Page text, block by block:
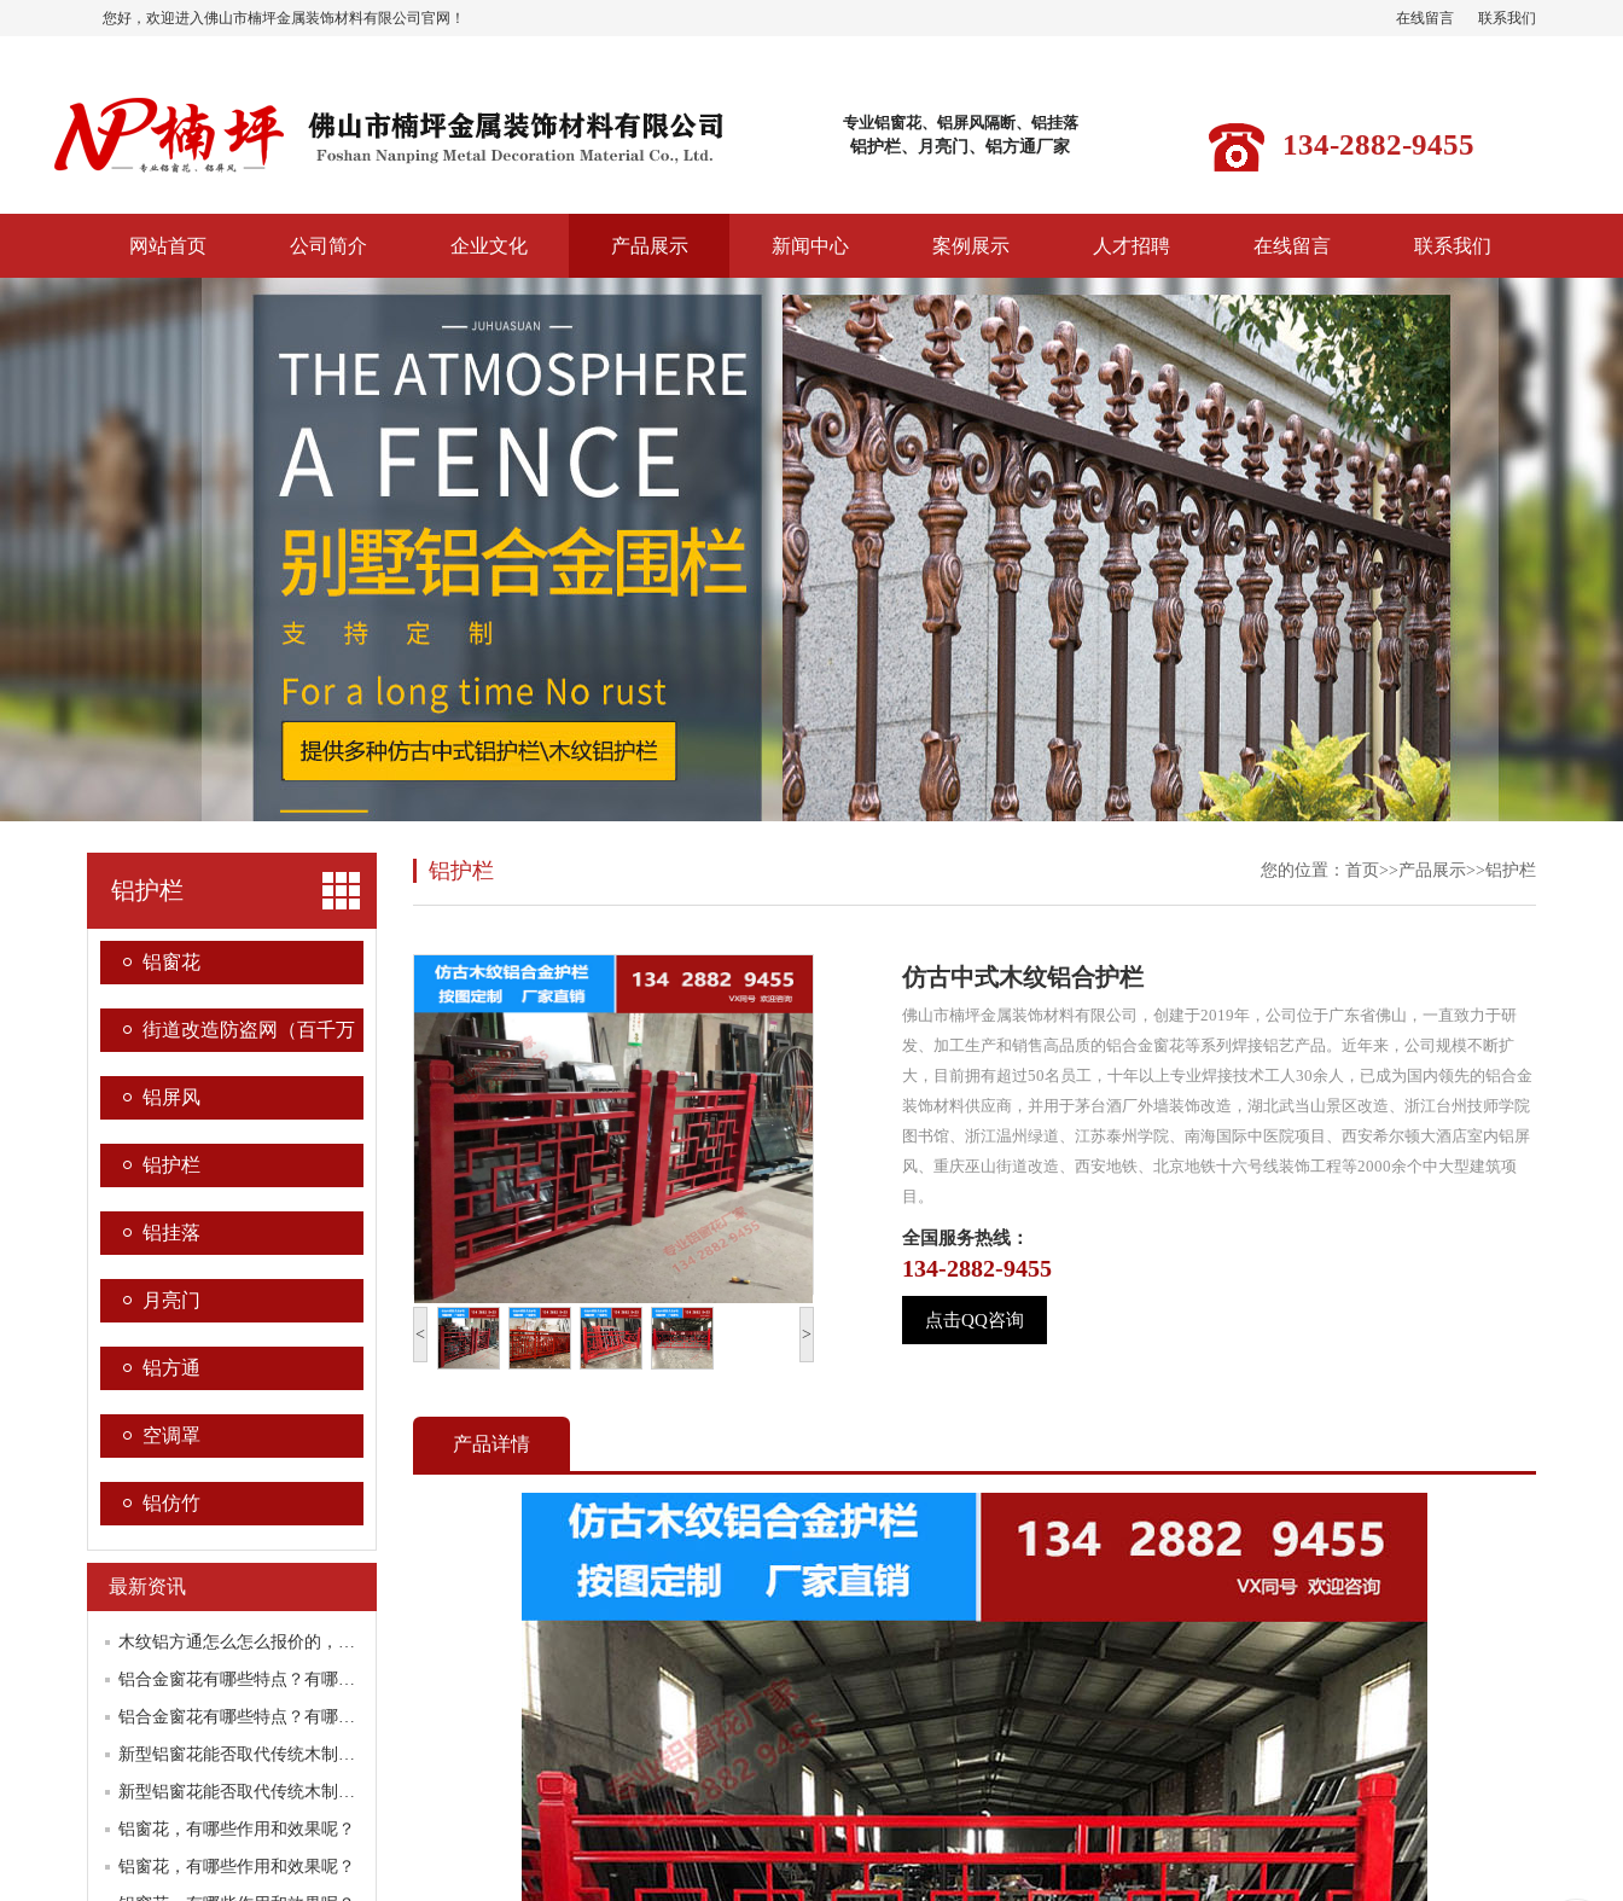
您好，欢迎进入佛山市楠坪金属装饰材料有限公司官网！ 在线留言 联系我们
专业铝窗花、铝屏风隔断、铝挂落
铝护栏、月亮门、铝方通厂家
134-2882-9455
网站首页 公司简介 企业文化 产品展示 新闻中心 案例展示 人才招聘 在线留言 联系我们
铝护栏
铝窗花
街道改造防盗网（百千万
工程）
铝屏风
铝护栏
铝挂落
月亮门
铝方通
空调罩
铝仿竹
最新资讯
木纹铝方通怎么怎么报价的，听听厂家怎么说？
铝合金窗花有哪些特点？有哪些工艺流程要求？
铝合金窗花有哪些特点？有哪些工艺流程要求？
新型铝窗花能否取代传统木制窗花
新型铝窗花能否取代传统木制窗花
铝窗花，有哪些作用和效果呢？
铝窗花，有哪些作用和效果呢？
铝护栏 您的位置： 首页 >>产品展示>>铝护栏
< >
仿古中式木纹铝合护栏
佛山市楠坪金属装饰材料有限公司，创建于2019年，公司位于广东省佛山，一直致力于研
发、加工生产和销售高品质的铝合金窗花等系列焊接铝艺产品。近年来，公司规模不断扩
大，目前拥有超过50名员工，十年以上专业焊接技术工人30余人，已成为国内领先的铝合金
装饰材料供应商，并用于茅台酒厂外墙装饰改造，湖北武当山景区改造、浙江台州技师学院
图书馆、浙江温州绿道、江苏泰州学院、南海国际中医院项目、西安希尔顿大酒店室内铝屏
风、重庆巫山街道改造、西安地铁、北京地铁十六号线装饰工程等2000余个中大型建筑项
目。
全国服务热线：
134-2882-9455
点击QQ咨询
产品详情